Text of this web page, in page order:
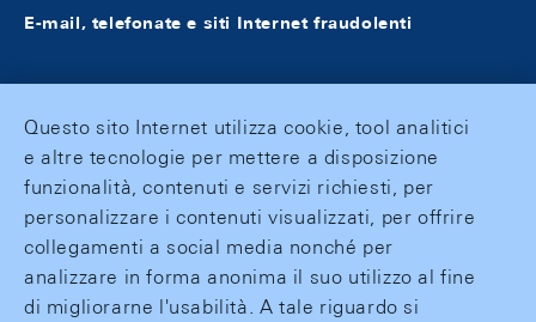
E-mail, telefonate e siti Internet fraudolenti
Questo sito Internet utilizza cookie, tool analitici
e altre tecnologie per mettere a disposizione
funzionalità, contenuti e servizi richiesti, per
personalizzare i contenuti visualizzati, per offrire
collegamenti a social media nonché per
analizzare in forma anonima il suo utilizzo al fine
di migliorarne l'usabilità. A tale riguardo si